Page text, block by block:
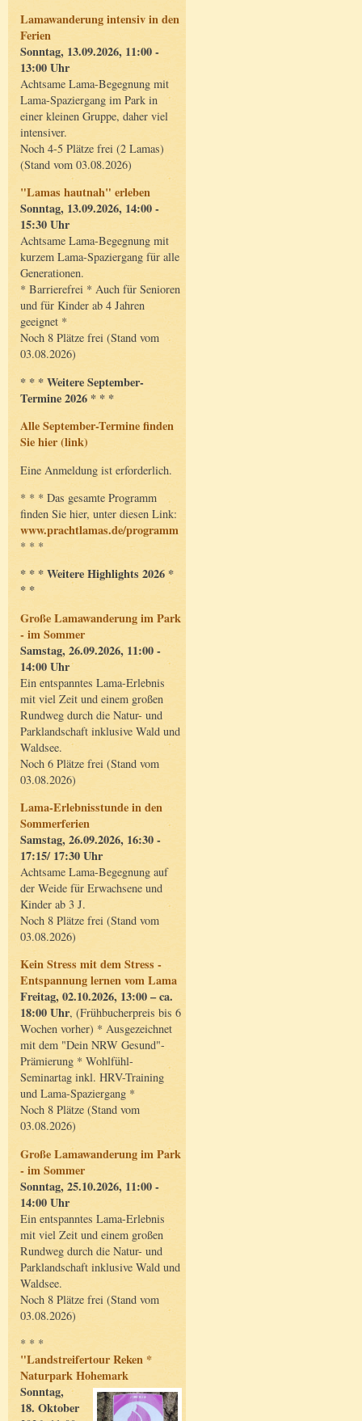
Lamawanderung intensiv in den
Ferien
Sonntag, 13.09.2026, 11:00 -
13:00 Uhr
Achtsame Lama-Begegnung mit
Lama-Spaziergang im Park in
einer kleinen Gruppe, daher viel
intensiver.
Noch 4-5 Plätze frei (2 Lamas)
(Stand vom 03.08.2026)
"Lamas hautnah" erleben
Sonntag, 13.09.2026, 14:00 -
15:30 Uhr
Achtsame Lama-Begegnung mit
kurzem Lama-Spaziergang für alle
Generationen.
* Barrierefrei * Auch für Senioren
und für Kinder ab 4 Jahren
geeignet *
Noch 8 Plätze frei (Stand vom
03.08.2026)
* * * Weitere September-
Termine 2026 * * *
Alle September-Termine finden
Sie hier (link)
Eine Anmeldung ist erforderlich.
* * * Das gesamte Programm
finden Sie hier, unter diesen Link:
www.prachtlamas.de/programm
* * *
* * * Weitere Highlights 2026 *
* *
Große Lamawanderung im Park
- im Sommer
Samstag, 26.09.2026, 11:00 -
14:00 Uhr
Ein entspanntes Lama-Erlebnis
mit viel Zeit und einem großen
Rundweg durch die Natur- und
Parklandschaft inklusive Wald und
Waldsee.
Noch 6 Plätze frei (Stand vom
03.08.2026)
Lama-Erlebnisstunde in den
Sommerferien
Samstag, 26.09.2026, 16:30 -
17:15/ 17:30 Uhr
Achtsame Lama-Begegnung auf
der Weide für Erwachsene und
Kinder ab 3 J.
Noch 8 Plätze frei (Stand vom
03.08.2026)
Kein Stress mit dem Stress -
Entspannung lernen vom Lama
Freitag, 02.10.2026, 13:00 – ca.
18:00 Uhr, (Frühbucherpreis bis 6
Wochen vorher) * Ausgezeichnet
mit dem "Dein NRW Gesund"-
Prämierung * Wohlfühl-
Seminartag inkl. HRV-Training
und Lama-Spaziergang *
Noch 8 Plätze (Stand vom
03.08.2026)
Große Lamawanderung im Park
- im Sommer
Sonntag, 25.10.2026, 11:00 -
14:00 Uhr
Ein entspanntes Lama-Erlebnis
mit viel Zeit und einem großen
Rundweg durch die Natur- und
Parklandschaft inklusive Wald und
Waldsee.
Noch 8 Plätze frei (Stand vom
03.08.2026)
* * *
"Landstreifertour Reken *
Naturpark Hohemark
Sonntag,
18. Oktober